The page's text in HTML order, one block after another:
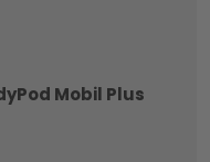
Mobil Plus